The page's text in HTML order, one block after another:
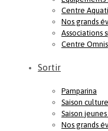
Centre
Nos grands
Associations
Centre
Sortir
Pamparina
Saison
Saison
Nos grands